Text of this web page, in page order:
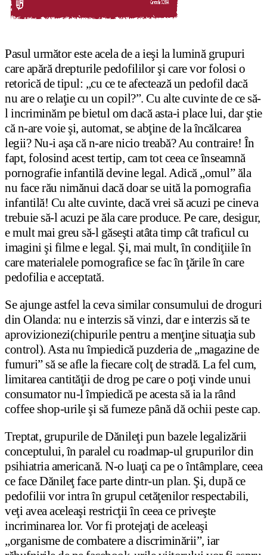
Pasul următor este acela de a ieşi la lumină grupuri
care apără drepturile pedofililor şi care vor folosi o
retorică de tipul: „cu ce te afectează un pedofil dacă
nu are o relaţie cu un copil?”. Cu alte cuvinte de ce să-
l incriminăm pe bietul om dacă asta-i place lui, dar ştie
că n-are voie şi, automat, se abţine de la încălcarea
legii? Nu-i aşa că n-are nicio treabă? Au contraire! În
fapt, folosind acest tertip, cam tot ceea ce înseamnă
pornografie infantilă devine legal. Adică „omul” ăla
nu face rău nimănui dacă doar se uită la pornografia
infantilă! Cu alte cuvinte, dacă vrei să acuzi pe cineva
trebuie să-l acuzi pe ăla care produce. Pe care, desigur,
e mult mai greu să-l găseşti atâta timp cât traficul cu
imagini şi filme e legal. Şi, mai mult, în condiţiile în
care materialele pornografice se fac în ţările în care
pedofilia e acceptată.
Se ajunge astfel la ceva similar consumului de droguri
din Olanda: nu e interzis să vinzi, dar e interzis să te
aprovizionezi(chipurile pentru a menţine situaţia sub
control). Asta nu împiedică puzderia de „magazine de
fumuri” să se afle la fiecare colţ de stradă. La fel cum,
limitarea cantităţii de drog pe care o poţi vinde unui
consumator nu-l împiedică pe acesta să ia la rând
coffee shop-urile şi să fumeze până dă ochii peste cap.
Treptat, grupurile de Dănileţi pun bazele legalizării
conceptului, în paralel cu roadmap-ul grupurilor din
psihiatria americană. N-o luaţi ca pe o întâmplare, ceea
ce face Dănileţ face parte dintr-un plan. Şi, după ce
pedofilii vor intra în grupul cetăţenilor respectabili,
veţi avea aceleaşi restricţii în ceea ce priveşte
incriminarea lor. Vor fi protejaţi de aceleaşi
„organisme de combatere a discriminării”, iar